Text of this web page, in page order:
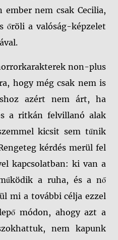
nem csak Cecilia,
őröli a valóság-képzelet
non-plus
hogy még csak nem is
azért nem árt, ha
a ritkán felvillanó alak
kicsit sem tűnik
kérdés merül fel
kapcsolatban: ki van a
a ruha, és a nő
mi a további célja ezzel
módon, ahogy azt a
nem kapunk